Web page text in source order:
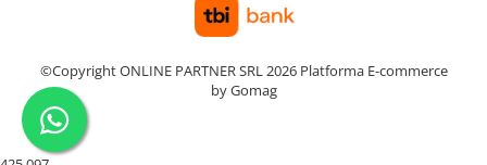
©Copyright ONLINE PARTNER SRL 2026 Platforma E-commerce
by Gomag